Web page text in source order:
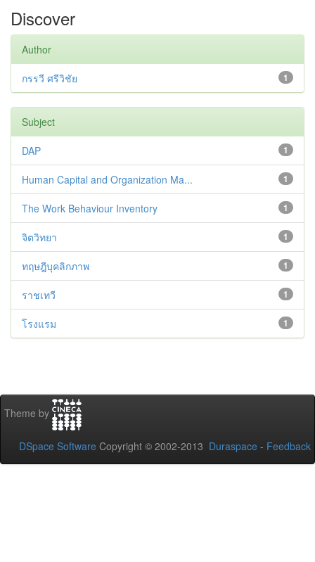
Discover
Author
1
กรรวี ศรีวิชัย
Subject
1
DAP
1
Human Capital and Organization Ma...
1
The Work Behaviour Inventory
1
จิตวิทยา
1
ทฤษฎีบุคลิกภาพ
1
ราชเทวี
1
โรงแรม
Theme by
DSpace Software Copyright © 2002-2013 Duraspace - Feedback